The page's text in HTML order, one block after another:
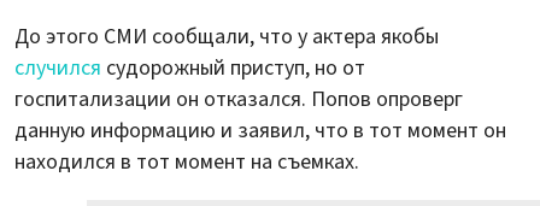
До этого СМИ сообщали, что у актера якобы
случился судорожный приступ, но от
госпитализации он отказался. Попов опроверг
данную информацию и заявил, что в тот момент он
находился в тот момент на съемках.